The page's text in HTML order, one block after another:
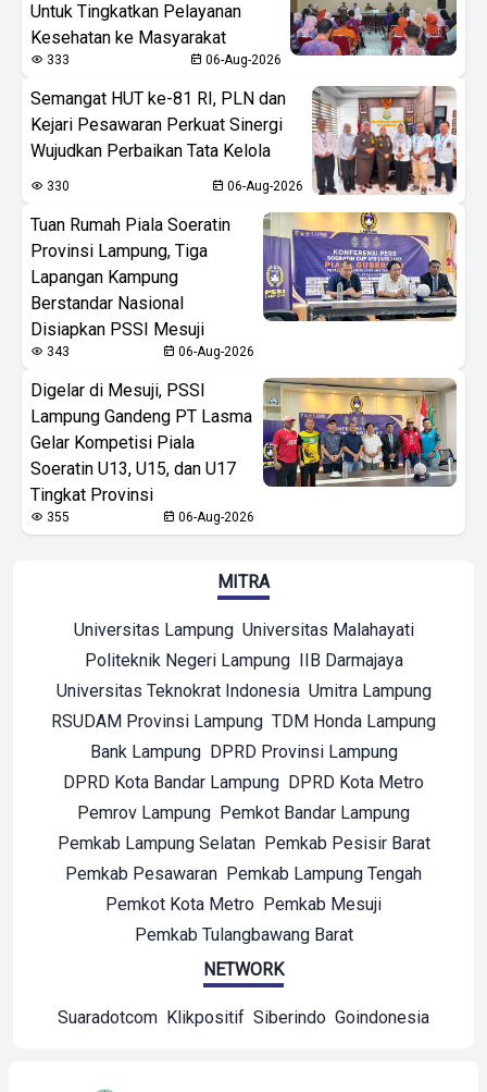
Untuk Tingkatkan Pelayanan
Kesehatan ke Masyarakat
333 06-Aug-2026
Semangat HUT ke-81 RI, PLN dan
Kejari Pesawaran Perkuat Sinergi
Wujudkan Perbaikan Tata Kelola
330 06-Aug-2026
Tuan Rumah Piala Soeratin
Provinsi Lampung, Tiga
Lapangan Kampung
Berstandar Nasional
Disiapkan PSSI Mesuji
343 06-Aug-2026
Digelar di Mesuji, PSSI
Lampung Gandeng PT Lasma
Gelar Kompetisi Piala
Soeratin U13, U15, dan U17
Tingkat Provinsi
355 06-Aug-2026
MITRA
Universitas Lampung Universitas Malahayati
Politeknik Negeri Lampung IIB Darmajaya
Universitas Teknokrat Indonesia Umitra Lampung
RSUDAM Provinsi Lampung TDM Honda Lampung
Bank Lampung DPRD Provinsi Lampung
DPRD Kota Bandar Lampung DPRD Kota Metro
Pemrov Lampung Pemkot Bandar Lampung
Pemkab Lampung Selatan Pemkab Pesisir Barat
Pemkab Pesawaran Pemkab Lampung Tengah
Pemkot Kota Metro Pemkab Mesuji
Pemkab Tulangbawang Barat
NETWORK
Suaradotcom Klikpositif Siberindo Goindonesia